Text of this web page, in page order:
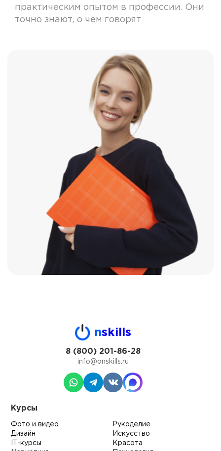
практическим опытом в профессии. Они
точно знают, о чем говорят
nskills
8 (800) 201-86-28
info@onskills.ru
Курсы
Фото и видео
Дизайн
IT-курсы
Рукоделие
Искусство
Красота